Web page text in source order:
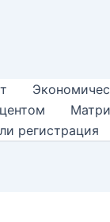
регистрация